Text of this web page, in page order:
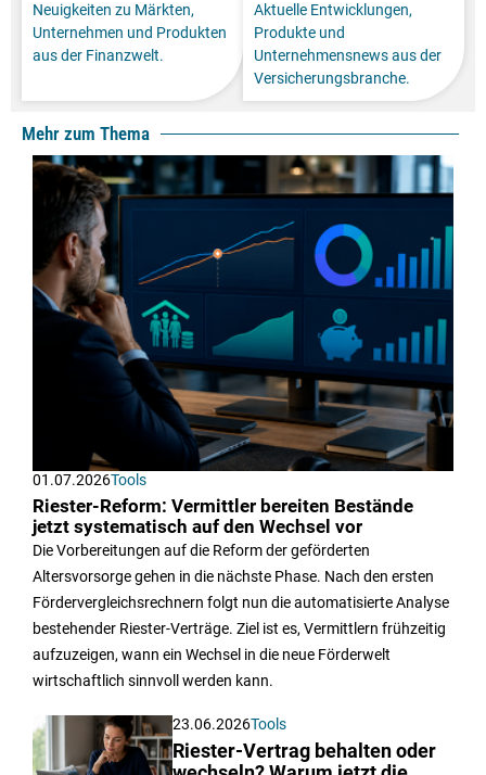
Neuigkeiten zu Märkten,
Unternehmen und Produkten
aus der Finanzwelt.
Aktuelle Entwicklungen,
Produkte und
Unternehmensnews aus der
Versicherungsbranche.
Mehr zum Thema
01.07.2026Tools
Riester-Reform: Vermittler bereiten Bestände
jetzt systematisch auf den Wechsel vor
Die Vorbereitungen auf die Reform der geförderten
Altersvorsorge gehen in die nächste Phase. Nach den ersten
Fördervergleichsrechnern folgt nun die automatisierte Analyse
bestehender Riester-Verträge. Ziel ist es, Vermittlern frühzeitig
aufzuzeigen, wann ein Wechsel in die neue Förderwelt
wirtschaftlich sinnvoll werden kann.
23.06.2026Tools
Riester-Vertrag behalten oder